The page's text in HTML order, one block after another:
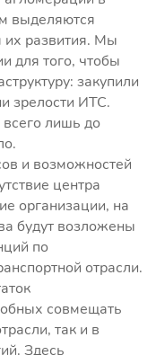
выделяются
их развития. Мы
для того, чтобы
закупили
зрелости ИТС.
лишь до
и возможностей
центра
организации, на
будут возложены
по
отрасли.
совмещать
так и в
Здесь